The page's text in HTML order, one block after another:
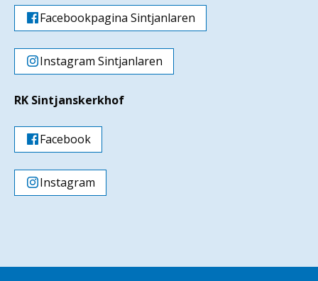
Facebookpagina Sintjanlaren
Instagram Sintjanlaren
RK Sintjanskerkhof
Facebook
Instagram